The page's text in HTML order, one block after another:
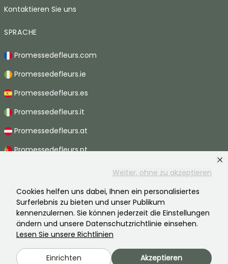
Weiter, ohne zu akzeptieren
Cookies helfen uns dabei, Ihnen ein personalisiertes
Surferlebnis zu bieten und unser Publikum
kennenzulernen. Sie können jederzeit die Einstellungen
ändern und unsere Datenschutzrichtlinie einsehen.
Lesen Sie unsere Richtlinien
Einrichten Akzeptieren
Kontaktieren Sie uns
SPRACHE
Promessedefleurs.com
Promessedefleurs.ie
Promessedefleurs.es
Promessedefleurs.it
Promessedefleurs.at
Promessedefleurs.pt
Promessedefleurs.be
Promessedefleurs.ch
2026 ©Promesse de fleurs - Alle Rechte vorbehalten.
Rechtliche Hinweise
-Datenschutzbestimmungen